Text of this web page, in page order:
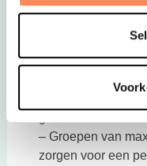
Waarom kiezen
– 20 Jaar ervaring
Nederland en
– Ouders die
– Groepen van
zorgen voor een